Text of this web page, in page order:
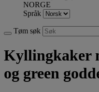
NORGE
Språk
Tøm søk
Kyllingkaker
og green